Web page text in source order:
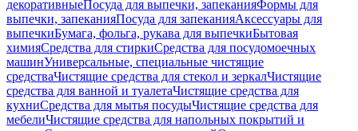
декоративныеПосуда для выпечки, запеканияФормы для
выпечки, запеканияПосуда для запеканияАксессуары для
выпечкиБумага, фольга, рукава для выпечкиБытовая
химияСредства для стиркиСредства для посудомоечных
машинУниверсальные, специальные чистящие
средстваЧистящие средства для стекол и зеркалЧистящие
средства для ванной и туалетаЧистящие средства для
кухниСредства для мытья посудыЧистящие средства для
мебелиЧистящие средства для напольных покрытий и